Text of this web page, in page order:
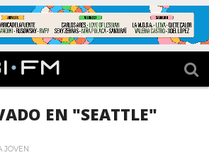
EN "SEATTLE"
JOVEN